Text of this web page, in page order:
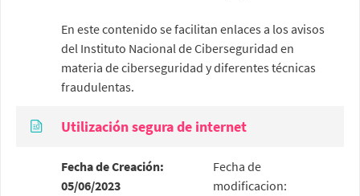
En este contenido se facilitan enlaces a los avisos
del Instituto Nacional de Ciberseguridad en
materia de ciberseguridad y diferentes técnicas
fraudulentas.
Utilización segura de internet
Fecha de Creación:
05/06/2023
Fecha de
modificacion: